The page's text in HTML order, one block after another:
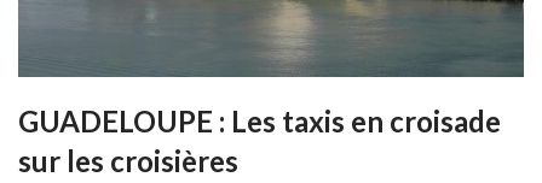
GUADELOUPE : Les taxis en croisade
sur les croisières